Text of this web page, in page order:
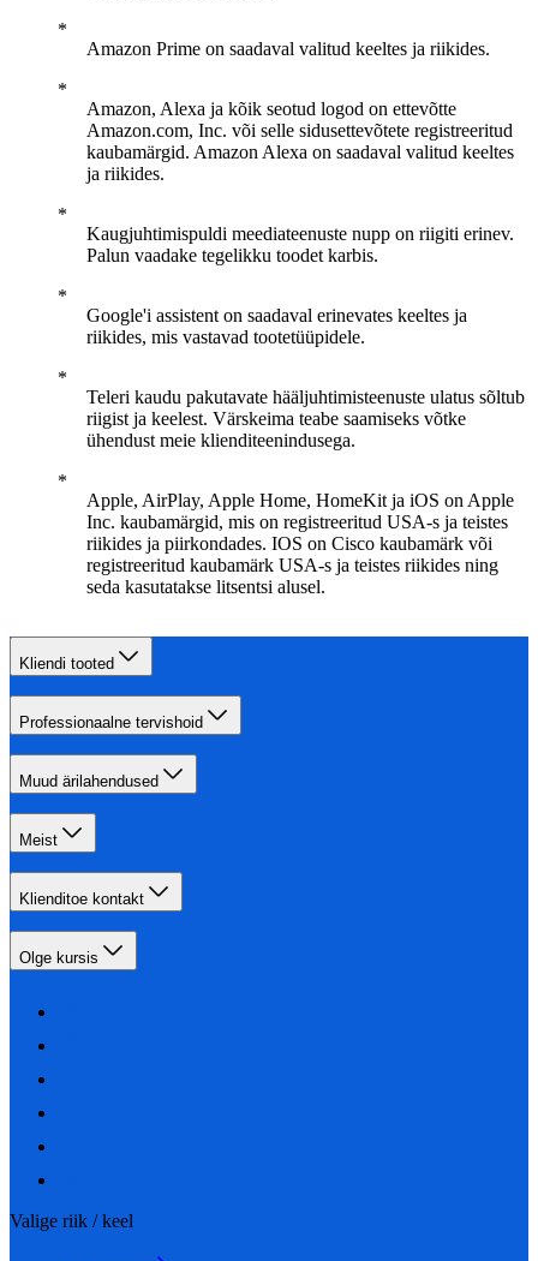
Amazon Prime on saadaval valitud keeltes ja riikides.
Amazon, Alexa ja kõik seotud logod on ettevõtte
Amazon.com, Inc. või selle sidusettevõtete registreeritud
kaubamärgid. Amazon Alexa on saadaval valitud keeltes
ja riikides.
Kaugjuhtimispuldi meediateenuste nupp on riigiti erinev.
Palun vaadake tegelikku toodet karbis.
Google'i assistent on saadaval erinevates keeltes ja
riikides, mis vastavad tootetüüpidele.
Teleri kaudu pakutavate hääljuhtimisteenuste ulatus sõltub
riigist ja keelest. Värskeima teabe saamiseks võtke
ühendust meie klienditeenindusega.
Apple, AirPlay, Apple Home, HomeKit ja iOS on Apple
Inc. kaubamärgid, mis on registreeritud USA-s ja teistes
riikides ja piirkondades. IOS on Cisco kaubamärk või
registreeritud kaubamärk USA-s ja teistes riikides ning
seda kasutatakse litsentsi alusel.
Kliendi tooted
Professionaalne tervishoid
Muud ärilahendused
Meist
Klienditoe kontakt
Olge kursis
Valige riik / keel